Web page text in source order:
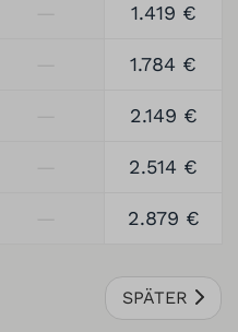
1.419 €
1.784 €
2.149 €
2.514 €
2.879 €
SPÄTER